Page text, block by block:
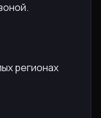
регионах